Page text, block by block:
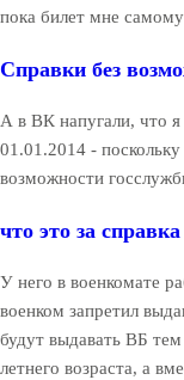
пока билет мне
Справки без
А в ВК напугали, что я
01.01.2014 -
возможности
что это за
У него в военкомате
военком запретил
будут выдавать ВБ
летнего возраста, а